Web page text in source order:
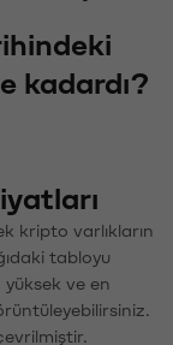
kadardı?
kripto varlıkların
tabloyu
yüksek ve en